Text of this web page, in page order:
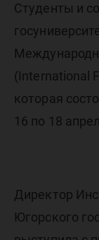
Студенты и
(International
которая
16 по 18
Директор
Югорского